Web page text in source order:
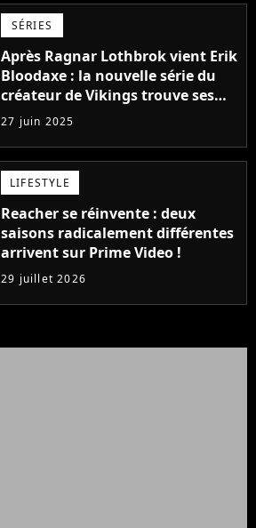
SÉRIES
Après Ragnar Lothbrok vient Erik
Bloodaxe : la nouvelle série du
créateur de Vikings trouve ses
acteurs principaux
27 juin 2025
LIFESTYLE
Reacher se réinvente : deux
saisons radicalement différentes
arrivent sur Prime Video !
29 juillet 2026